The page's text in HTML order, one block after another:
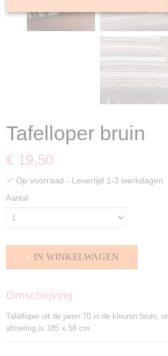
Tafelloper bruin
€ 19,50
✓ Op voorraad - Levertijd 1-3 werkdagen
Aantal
IN WINKELWAGEN
Omschrijving
Tafelloper uit de jaren 70 in de kleuren bruin,
afmeting is 185 x 58 cm.